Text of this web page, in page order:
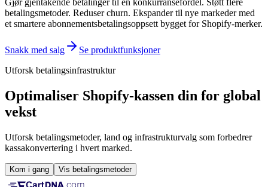
betalingsmetoder. Reduser churn. Ekspander til nye markeder med
et smartere abonnementsbetalingsoppsett bygget for Shopify-merker.
Snakk med salg
Se produktfunksjoner
Utforsk betalingsinfrastruktur
Optimaliser Shopify-kassen din for global
vekst
Utforsk betalingsmetoder, land og infrastrukturvalg som forbedrer
kassakonvertering i hvert marked.
Kom i gang Vis betalingsmetoder